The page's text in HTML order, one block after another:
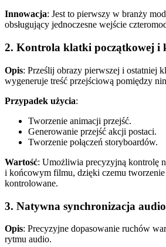
Innowacja: Jest to pierwszy w branży
obsługujący jednoczesne wejście
2. Kontrola klatki początkowej i
Opis: Prześlij obrazy pierwszej i ostatniej
wygeneruje treść przejściową pomiędzy
Przypadek użycia:
Tworzenie animacji przejść.
Generowanie przejść akcji postaci.
Tworzenie połączeń storyboardów.
Wartość: Umożliwia precyzyjną kontrolę
i końcowym filmu, dzięki czemu tworzenie
kontrolowane.
3. Natywna synchronizacja
Opis: Precyzyjne dopasowanie ruchów
rytmu audio.